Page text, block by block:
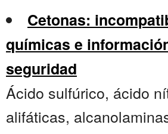
Cetonas:
químicas e
seguridad
Ácido sulfúrico, ácido
alifáticas,